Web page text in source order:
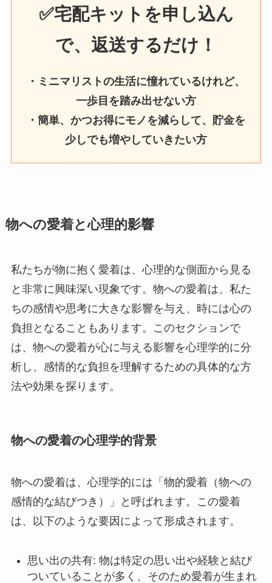
✅宅配キットを申し込ん
で、返送するだけ！
・ミニマリストの生活に憧れているけれど、
一歩目を踏み出せない方
・簡単、かつお得にモノを減らして、貯金を
少しでも増やしていきたい方
物への愛着と心理的影響
私たちが物に抱く愛着は、心理的な側面から見る
と非常に興味深い現象です。物への愛着は、私た
ちの感情や思考に大きな影響を与え、時には心の
負担となることもあります。このセクションで
は、物への愛着が心に与える影響を心理学的に分
析し、感情的な負担を理解するための具体的な方
法や効果を探ります。
物への愛着の心理学的背景
物への愛着は、心理学的には「物的愛着（物への
感情的な結びつき）」と呼ばれます。この愛着
は、以下のような要因によって形成されます。
思い出の共有: 物は特定の思い出や経験と結び
ついていることが多く、そのため愛着が生まれ